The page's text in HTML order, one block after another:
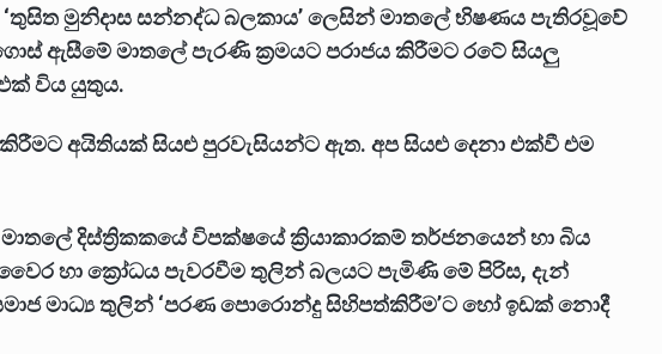
මුනිදාස සන්නද්ධ බලකාය’ ලෙසින් මාතලේ භිෂණය පැතිරවූවේ
ඇසීමේ මාතලේ පැරණි ක්‍රමයට පරාජය කිරීමට රටේ සියලු
විය යුතුය.
කිරීමට අයිතියක් සියළු පුරවැසියන්ට ඇත. අප සියළු දෙනා එක්වී එම
දිස්ත්‍රිකකයේ විපක්ෂයේ ක්‍රියාකාරකම් තර්ජනයෙන් හා බිය
හා ක්‍රෝධය පැවරවීම තුලින් බලයට පැමිණි මේ පිරිස, දැන්
මාධ්‍ය තුලින් ‘පරණ පොරොන්දු සිහිපත්කිරීම’ට හෝ ඉඩක් නොදී